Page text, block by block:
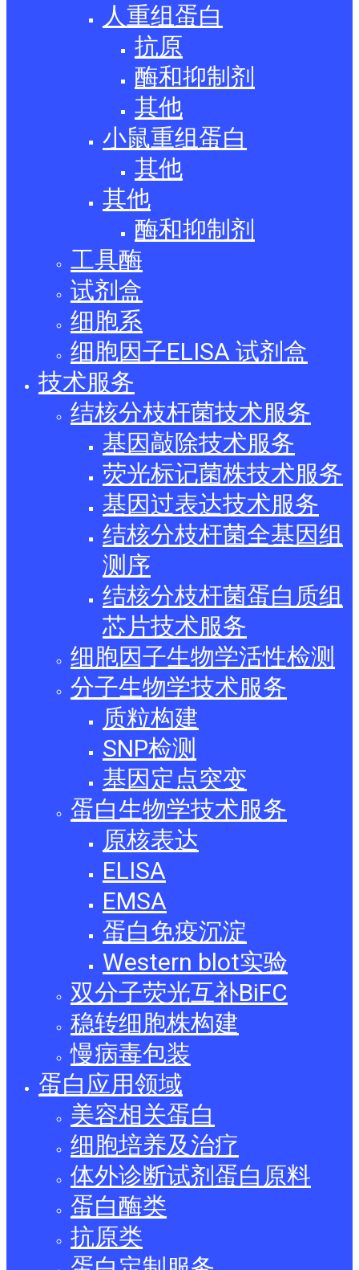
人重组蛋白
抗原
酶和抑制剂
其他
小鼠重组蛋白
其他
其他
酶和抑制剂
工具酶
试剂盒
细胞系
细胞因子ELISA 试剂盒
技术服务
结核分枝杆菌技术服务
基因敲除技术服务
荧光标记菌株技术服务
基因过表达技术服务
结核分枝杆菌全基因组
测序
结核分枝杆菌蛋白质组
芯片技术服务
细胞因子生物学活性检测
分子生物学技术服务
质粒构建
SNP检测
基因定点突变
蛋白生物学技术服务
原核表达
ELISA
EMSA
蛋白免疫沉淀
Western blot实验
双分子荧光互补BiFC
稳转细胞株构建
慢病毒包装
蛋白应用领域
美容相关蛋白
细胞培养及治疗
体外诊断试剂蛋白原料
蛋白酶类
抗原类